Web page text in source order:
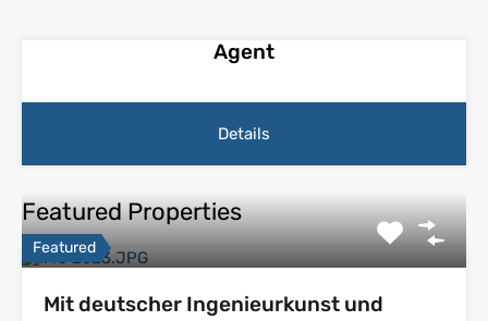
Agent
Details
Featured Properties
Featured
Mit deutscher Ingenieurkunst und